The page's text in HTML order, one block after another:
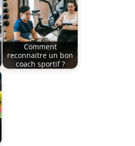
Comment
reconnaitre un bon
coach sportif ?